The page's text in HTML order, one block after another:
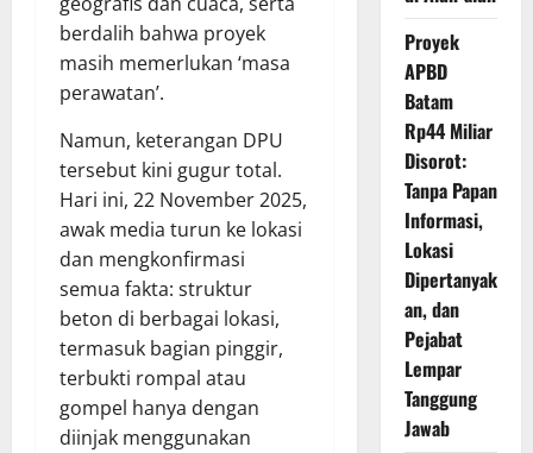
berdalih bahwa proyek
masih memerlukan ‘masa
perawatan’.
Namun, keterangan DPU
tersebut kini gugur total.
Hari ini, 22 November 2025,
awak media turun ke lokasi
dan mengkonfirmasi
semua fakta: struktur
beton di berbagai lokasi,
termasuk bagian pinggir,
terbukti rompal atau
gompel hanya dengan
diinjak menggunakan
Proyek
APBD
Batam
Rp44 Miliar
Disorot:
Tanpa Papan
Informasi,
Lokasi
Dipertanyak
an, dan
Pejabat
Lempar
Tanggung
Jawab